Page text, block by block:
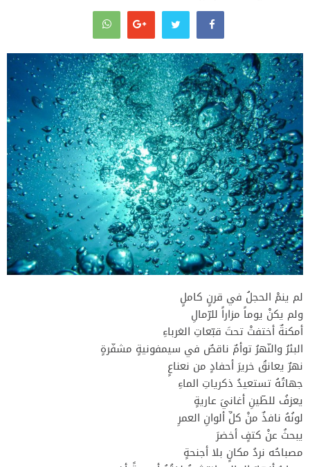
لم ينمْ الحجلُ في قرنٍ كاملٍ
ولم يكنْ يوماً مزاراً للرّمالِ
أمكنةٌ أختفتْ تحتَ قبّعاتِ الغرباءِ
البئرُ والنّهرُ توأمٌ ناقصٌ في سيمفونيةٍ مشفّرةٍ
نهرٌ يعانقُ خريرَ أحفادٍ من نعناعٍ
جهاتُهُ تستعيدُ ذكرياتِ الماءِ
يعزفُ للطّينِ أغانيَ عاريةٍ
لونُهُ نافذٌ منْ كلِّ ألوانِ العمرِ
يبحثُ عنْ كتفٍ أخضرَ
مصباحُه نردُ مكانٍ بلا أجنحةٍ